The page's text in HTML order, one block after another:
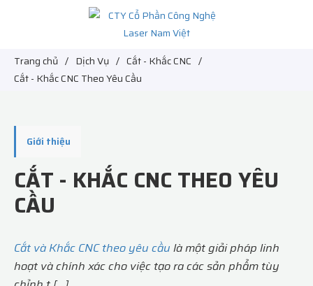
Trang chủ / Dịch Vụ / Cắt - Khắc CNC /
Cắt - Khắc CNC Theo Yêu Cầu
Giới thiệu
CẮT - KHẮC CNC THEO YÊU
CẦU
Cắt và Khắc CNC theo yêu cầu là một giải pháp linh
hoạt và chính xác cho việc tạo ra các sản phẩm tùy